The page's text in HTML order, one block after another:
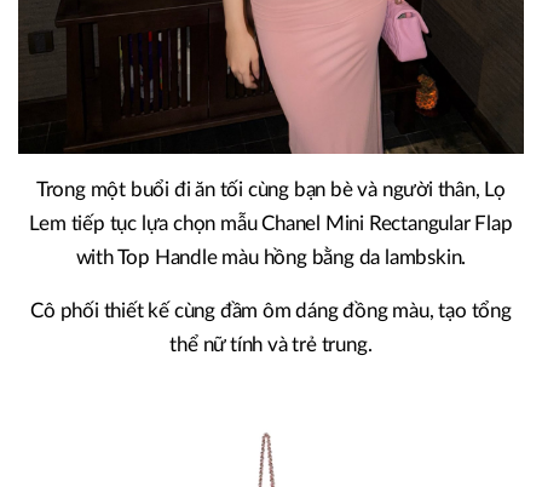
Trong một buổi đi ăn tối cùng bạn bè và người thân, Lọ
Lem tiếp tục lựa chọn mẫu Chanel Mini Rectangular Flap
with Top Handle màu hồng bằng da lambskin.
Cô phối thiết kế cùng đầm ôm dáng đồng màu, tạo tổng
thể nữ tính và trẻ trung.